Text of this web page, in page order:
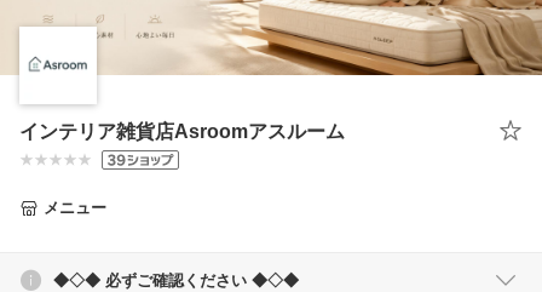
インテリア雑貨店Asroomアスルーム
メニュー
◆◇◆ 必ずご確認ください ◆◇◆